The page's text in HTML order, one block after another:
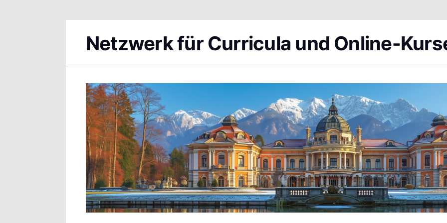
Netzwerk für Curricula und Online-